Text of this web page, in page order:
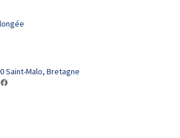
Saint-Malo, Bretagne
https://www.facebook.com/comarinstmalo/